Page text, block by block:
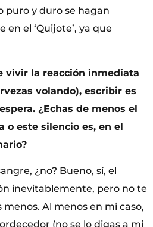
puro y duro se hagan
en el ‘Quijote’, ya que
vivir la reacción inmediata
volando), escribir es
¿Echas de menos el
o este silencio es, en el
¿no? Bueno, sí, el
inevitablemente, pero no te
Al menos en mi caso,
(no se lo digas a mi